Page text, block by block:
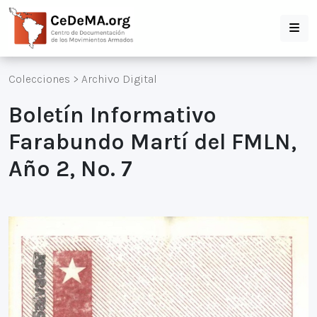
Colecciones > Archivo Digital
Boletín Informativo
Farabundo Martí del FMLN,
Año 2, No. 7